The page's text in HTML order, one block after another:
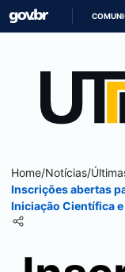
Home/Notícias/
Inscrições abertas
Iniciação Científica